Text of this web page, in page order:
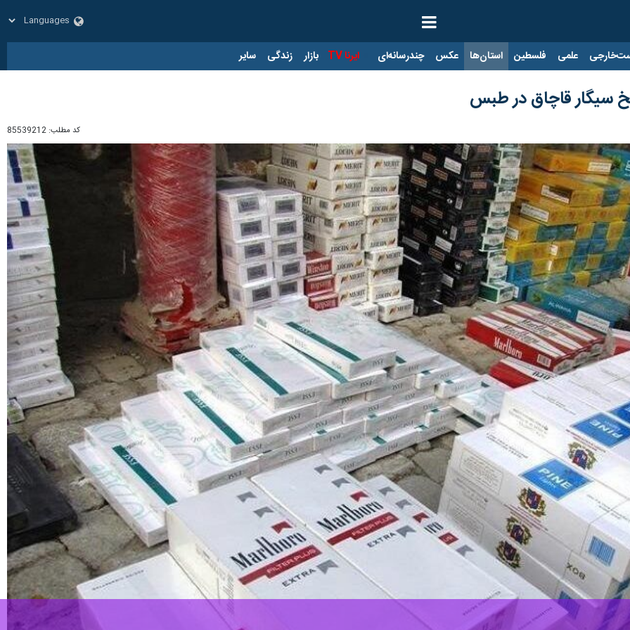
علمی فلسطین استان‌ها عکس چندرسانه‌ای ایرنا TV بازار زندگی سایر
کد مطلب: 85539212